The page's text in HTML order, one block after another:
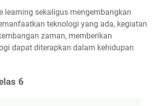
learning sekaligus mengembangkan
teknologi yang ada, kegiatan
zaman, memberikan
dapat diterapkan dalam kehidupan
6